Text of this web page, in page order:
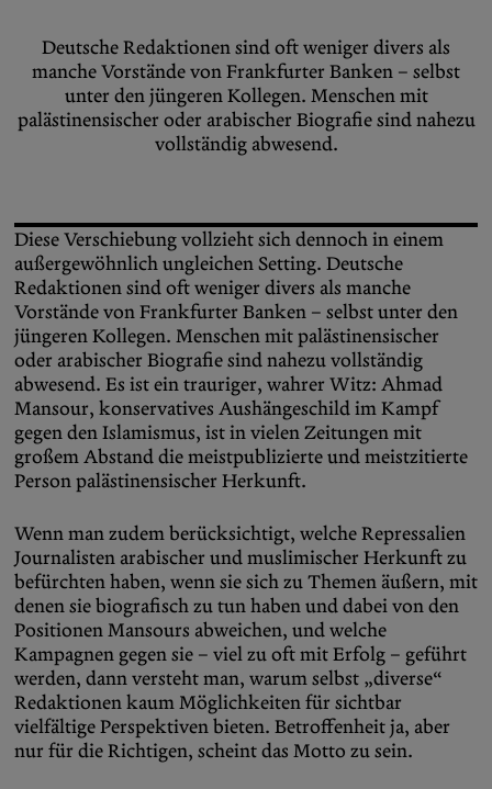
Deutsche Redaktionen sind oft weniger divers als
manche Vorstände von Frankfurter Banken – selbst
unter den jüngeren Kollegen. Menschen mit
palästinensischer oder arabischer Biografie sind nahezu
vollständig abwesend.
Diese Verschiebung vollzieht sich dennoch in einem
außergewöhnlich ungleichen Setting. Deutsche
Redaktionen sind oft weniger divers als manche
Vorstände von Frankfurter Banken – selbst unter den
jüngeren Kollegen. Menschen mit palästinensischer
oder arabischer Biografie sind nahezu vollständig
abwesend. Es ist ein trauriger, wahrer Witz: Ahmad
Mansour, konservatives Aushängeschild im Kampf
gegen den Islamismus, ist in vielen Zeitungen mit
großem Abstand die meistpublizierte und meistzitierte
Person palästinensischer Herkunft.
Wenn man zudem berücksichtigt, welche Repressalien
Journalisten arabischer und muslimischer Herkunft zu
befürchten haben, wenn sie sich zu Themen äußern, mit
denen sie biografisch zu tun haben und dabei von den
Positionen Mansours abweichen, und welche
Kampagnen gegen sie – viel zu oft mit Erfolg – geführt
werden, dann versteht man, warum selbst „diverse“
Redaktionen kaum Möglichkeiten für sichtbar
vielfältige Perspektiven bieten. Betroffenheit ja, aber
nur für die Richtigen, scheint das Motto zu sein.